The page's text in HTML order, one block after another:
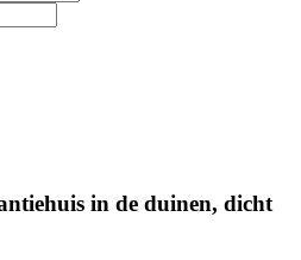
in de duinen, dicht